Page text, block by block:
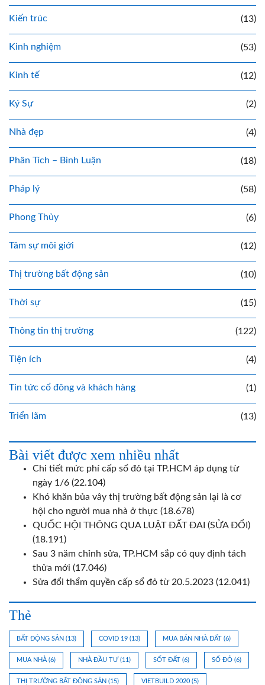
Kiến trúc (13)
Kinh nghiệm (53)
Kinh tế (12)
Ký Sự (2)
Nhà đẹp (4)
Phân Tích – Bình Luận (18)
Pháp lý (58)
Phong Thủy (6)
Tâm sự môi giới (12)
Thị trường bất động sản (10)
Thời sự (15)
Thông tin thị trường (122)
Tiện ích (4)
Tin tức cổ đông và khách hàng (1)
Triển lãm (13)
Bài viết được xem nhiều nhất
Chi tiết mức phí cấp sổ đỏ tại TP.HCM áp dụng từ
ngày 1/6 (22.104)
Khó khăn bủa vây thị trường bất động sản lại là cơ
hội cho người mua nhà ở thực (18.678)
QUỐC HỘI THÔNG QUA LUẬT ĐẤT ĐAI (SỬA ĐỔI)
(18.191)
Sau 3 năm chỉnh sửa, TP.HCM sắp có quy định tách
thửa mới (17.046)
Sửa đổi thẩm quyền cấp sổ đỏ từ 20.5.2023 (12.041)
Thẻ
BẤT ĐỘNG SẢN (13) COVID 19 (13) MUA BÁN NHÀ ĐẤT (6)
MUA NHÀ (6) NHÀ ĐẦU TƯ(11) SỐT ĐẤT (6) SỔ ĐỎ (6)
THỊ TRƯỜNG BẤT ĐỘNG SẢN (15) VIETBUILD 2020 (5)